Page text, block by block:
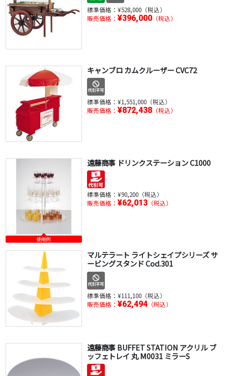
標準価格： ¥528,000（税込）
販売価格： ¥396,000（税込）
キャンブロ カムクルーザー CVC72
標準価格： ¥1,551,000（税込）
販売価格： ¥872,438（税込）
使用例
遠藤商事 ドリンクステーション C1000
標準価格： ¥90,200（税込）
販売価格： ¥62,013（税込）
マルテラート ライトシェイプシリーズ サ
ービングスタンド Cod.301
標準価格： ¥111,100（税込）
販売価格： ¥62,494（税込）
遠藤商事 BUFFET STATION アクリル ブ
ッフェトレイ 丸 M0031 ミラーS